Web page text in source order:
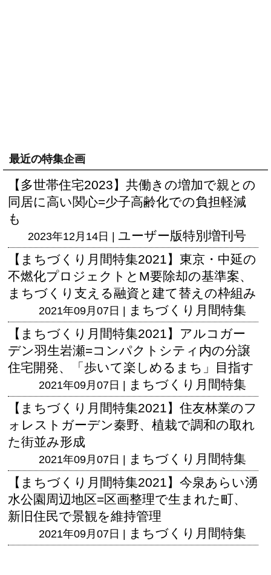
最近の特集企画
【多世帯住宅2023】共働きの増加で親との
同居に高い関心=少子高齢化での負担軽減
も
2023年12月14日 | ユーザー版特別増刊号
【まちづくり月間特集2021】東京・中延の
不燃化プロジェクトとM要除却の基準案、
まちづくり支える融資と建て替えの枠組み
2021年09月07日 | まちづくり月間特集
【まちづくり月間特集2021】アルコガー
デン羽生岩瀬=コンパクトシティ内の分譲
住宅開発、「歩いて楽しめるまち」目指す
2021年09月07日 | まちづくり月間特集
【まちづくり月間特集2021】住友林業のフ
ォレストガーデン秦野、植栽で調和の取れ
た街並み形成
2021年09月07日 | まちづくり月間特集
【まちづくり月間特集2021】今泉あらい湧
水公園周辺地区=区画整理で生まれた町、
新旧住民で景観を維持管理
2021年09月07日 | まちづくり月間特集